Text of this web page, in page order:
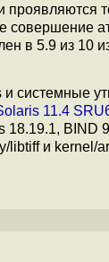
проявляются
совершение
в 5.9 из 10
и системные
11.4
BIND
libtiff и kernel/